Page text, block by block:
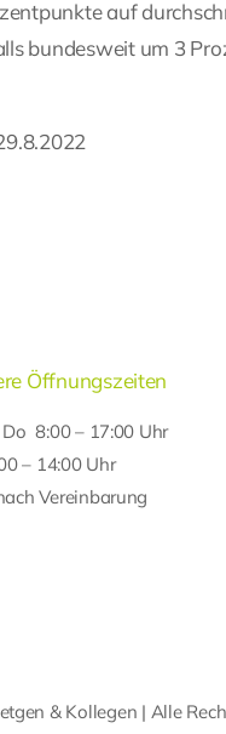
auf
bundesweit um 3
Öffnungszeiten
Do 8:00 – 17:00 Uhr
– 14:00 Uhr
Vereinbarung
& Kollegen | Alle